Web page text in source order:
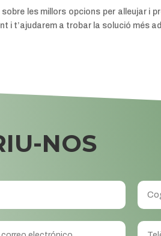
les millors opcions per alleujar i
i t’ajudarem a trobar la solució més
NOS